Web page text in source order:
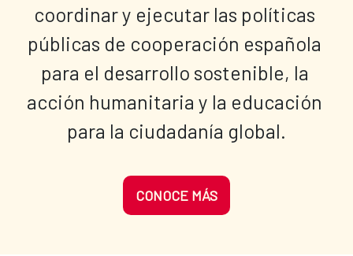
coordinar y ejecutar las políticas
públicas de cooperación española
para el desarrollo sostenible, la
acción humanitaria y la educación
para la ciudadanía global.
CONOCE MÁS